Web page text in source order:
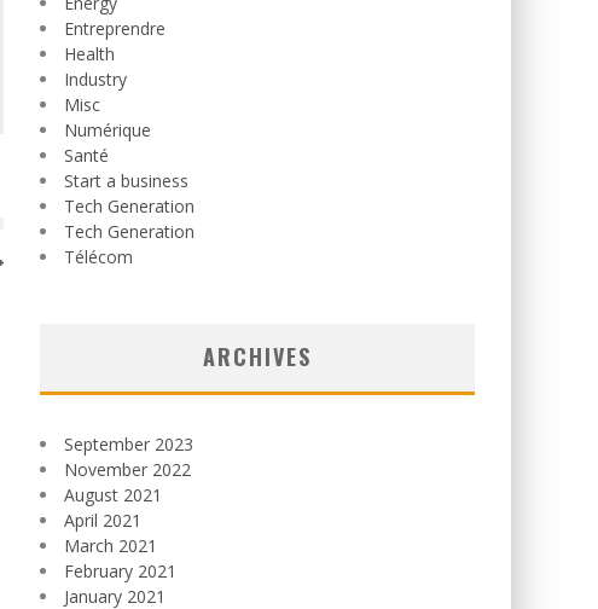
Entreprendre
Health
Industry
Misc
Numérique
Santé
Start a business
Tech Generation
Tech Generation
Télécom
ARCHIVES
September 2023
November 2022
August 2021
April 2021
March 2021
February 2021
January 2021